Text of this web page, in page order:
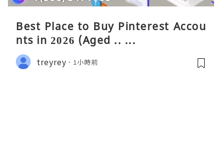
Best Place to Buy Pinterest Accou
nts in 2026 (Aged .. ...
treyrey 1小時前